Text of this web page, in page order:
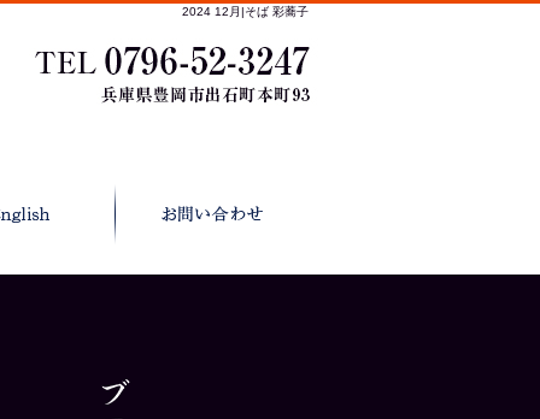
2024 12月|そば 彩蕎子